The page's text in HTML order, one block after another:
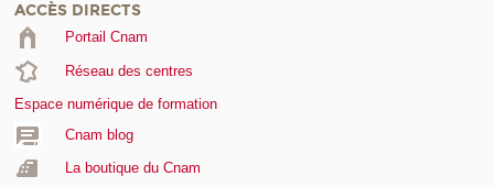
ACCÈS DIRECTS
Portail Cnam
Réseau des centres
Espace numérique de formation
Cnam blog
La boutique du Cnam